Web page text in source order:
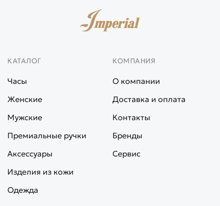
КАТАЛОГ
Часы
Женские
Мужские
Премиальные ручки
Аксессуары
Изделия из кожи
Одежда
КОМПАНИЯ
О компании
Доставка и оплата
Контакты
Бренды
Сервис